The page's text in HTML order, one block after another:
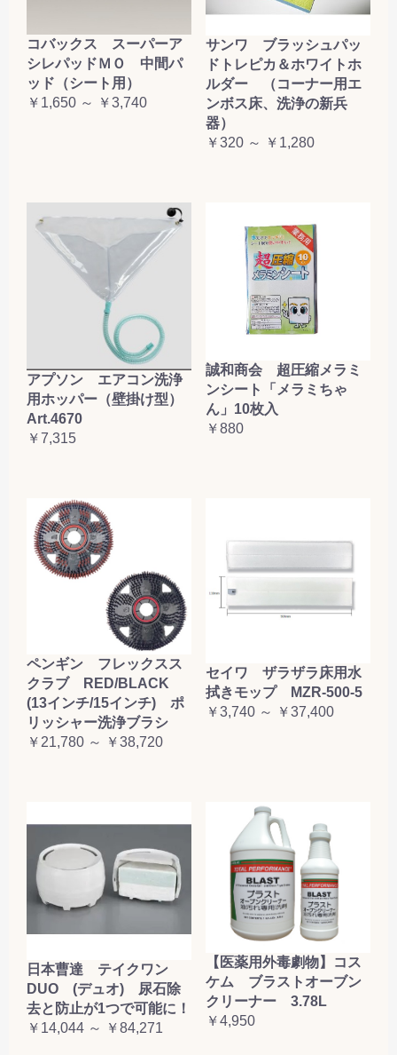
コバックス スーパーア
シレパッドＭＯ 中間パ
ッド（シート用）
￥1,650 ～ ￥3,740
サンワ ブラッシュパッ
ドトレピカ＆ホワイトホ
ルダー （コーナー用エ
ンボス床、洗浄の新兵
器）
￥320 ～ ￥1,280
アプソン エアコン洗浄
用ホッパー（壁掛け型）
Art.4670
￥7,315
誠和商会 超圧縮メラミ
ンシート「メラミちゃ
ん」10枚入
￥880
ペンギン フレックスス
クラブ RED/BLACK
(13インチ/15インチ) ポ
リッシャー洗浄ブラシ
￥21,780 ～ ￥38,720
セイワ ザラザラ床用水
拭きモップ MZR-500-5
￥3,740 ～ ￥37,400
日本曹達 テイクワン
DUO (デュオ) 尿石除
去と防止が1つで可能に！
￥14,044 ～ ￥84,271
【医薬用外毒劇物】コス
ケム ブラストオーブン
クリーナー 3.78L
￥4,950